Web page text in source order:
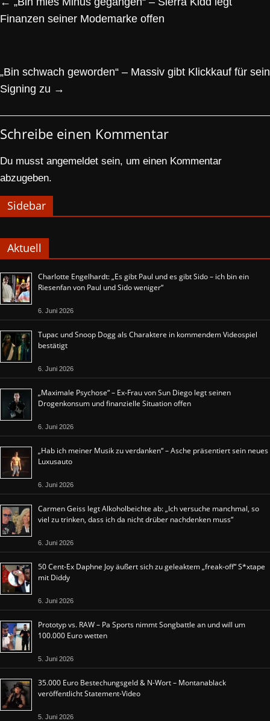
Finanzen seiner Modemarke offen
„Bin schwach geworden“ – Massiv gibt Klickkauf für sein
Signing zu →
Schreibe einen Kommentar
Du musst angemeldet sein, um einen Kommentar
abzugeben.
Sidebar
Aktuell
Charlotte Engelhardt: „Es gibt Paul und es gibt Sido – ich bin ein
Riesenfan von Paul und Sido weniger“
6. Juni 2026
Tupac und Snoop Dogg als Charaktere in kommendem Videospiel
bestätigt
6. Juni 2026
„Maximale Psychose“ – Ex-Frau von Sun Diego legt seinen
Drogenkonsum und finanzielle Situation offen
6. Juni 2026
„Hab ich meiner Musik zu verdanken“ – Asche präsentiert sein neues
Luxusauto
6. Juni 2026
Carmen Geiss legt Alkoholbeichte ab: „Ich versuche manchmal, so
viel zu trinken, dass ich da nicht drüber nachdenken muss“
6. Juni 2026
50 Cent-Ex Daphne Joy äußert sich zu geleaktem „freak-off“ S*xtape
mit Diddy
6. Juni 2026
Prototyp vs. RAW – Pa Sports nimmt Songbattle an und will um
100.000 Euro wetten
5. Juni 2026
35.000 Euro Bestechungsgeld & N-Wort – Montanablack
veröffentlicht Statement-Video
5. Juni 2026